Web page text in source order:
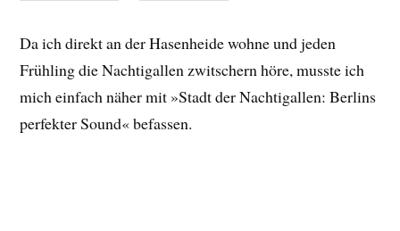
Da ich direkt an der Hasenheide wohne und jeden
Frühling die Nachtigallen zwitschern höre, musste ich
mich einfach näher mit »Stadt der Nachtigallen: Berlins
perfekter Sound« befassen.